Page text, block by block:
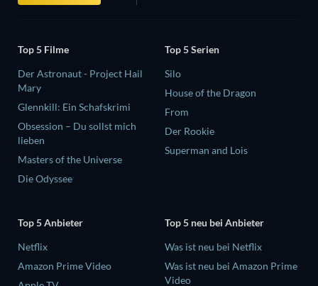
Top 5 Filme
Der Astronaut - Project Hail
Mary
Glennkill: Ein Schafskrimi
Obsession – Du sollst mich
lieben
Masters of the Universe
Die Odyssee
Top 5 Serien
Silo
House of the Dragon
From
Der Rookie
Superman and Lois
Top 5 Anbieter
Netflix
Amazon Prime Video
Top 5 neu bei Anbieter
Was ist neu bei Netflix
Was ist neu bei Amazon Prime
Video